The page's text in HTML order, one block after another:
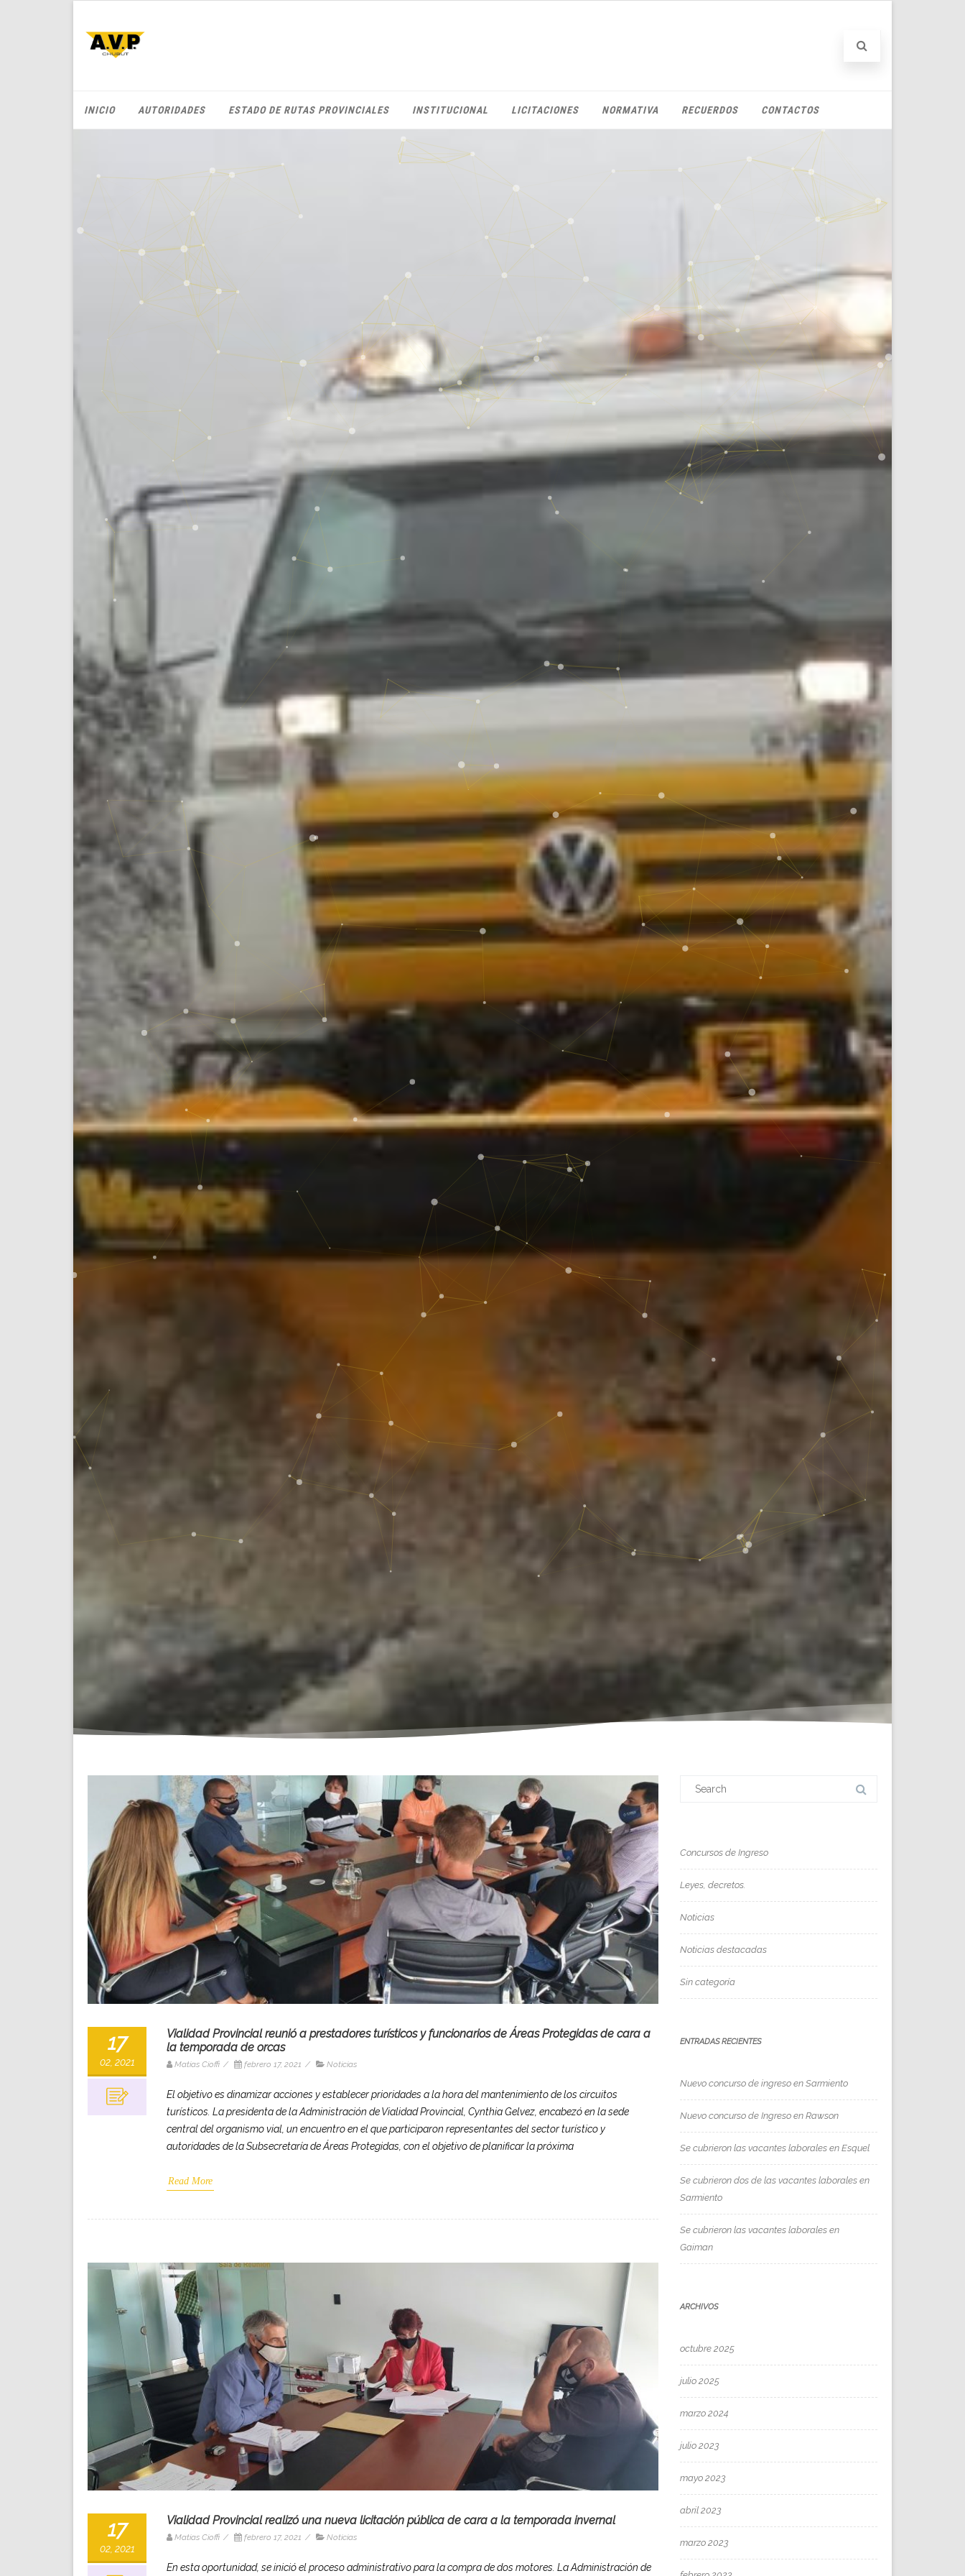
INICIO AUTORIDADES ESTADO DE RUTAS PROVINCIALES INSTITUCIONAL LICITACIONES NORMATIVA RECUERDOS CONTACTOS
17
02, 2021
Vialidad Provincial reunió a prestadores turísticos y funcionarios de Áreas Protegidas de cara a
la temporada de orcas
Matias Cioffi / febrero 17, 2021 / Noticias
El objetivo es dinamizar acciones y establecer prioridades a la hora del mantenimiento de los circuitos
turísticos. La presidenta de la Administración de Vialidad Provincial, Cynthia Gelvez, encabezó en la sede
central del organismo vial, un encuentro en el que participaron representantes del sector turístico y
autoridades de la Subsecretaría de Áreas Protegidas, con el objetivo de planificar la próxima
Read More
17
02, 2021
Vialidad Provincial realizó una nueva licitación pública de cara a la temporada invernal
Matias Cioffi / febrero 17, 2021 / Noticias
En esta oportunidad, se inició el proceso administrativo para la compra de dos motores. La Administración de
Concursos de Ingreso
Leyes, decretos.
Noticias
Noticias destacadas
Sin categoría
ENTRADAS RECIENTES
Nuevo concurso de ingreso en Sarmiento
Nuevo concurso de Ingreso en Rawson
Se cubrieron las vacantes laborales en Esquel
Se cubrieron dos de las vacantes laborales en
Sarmiento
Se cubrieron las vacantes laborales en
Gaiman
ARCHIVOS
octubre 2025
julio 2025
marzo 2024
julio 2023
mayo 2023
abril 2023
marzo 2023